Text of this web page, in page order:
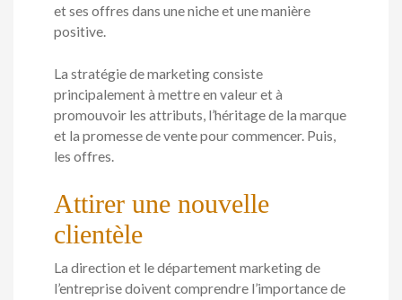
et ses offres dans une niche et une manière
positive.
La stratégie de marketing consiste
principalement à mettre en valeur et à
promouvoir les attributs, l’héritage de la marque
et la promesse de vente pour commencer. Puis,
les offres.
Attirer une nouvelle
clientèle
La direction et le département marketing de
l’entreprise doivent comprendre l’importance de